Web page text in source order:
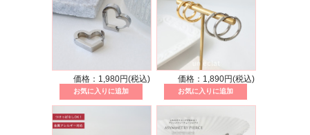
価格：1,980円(税込) 価格：1,890円(税込)